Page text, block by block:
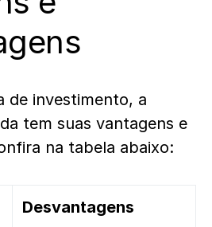
de investimento, a
tem suas vantagens e
na tabela abaixo:
Desvantagens